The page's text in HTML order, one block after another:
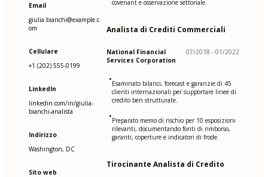
Email
giulia.bianchi@example.c
om
Cellulare
+1 (202) 555-0199
LinkedIn
linkedin.com/in/giulia-
bianchi-analista
Indirizzo
Washington, DC
Sito web
covenant e osservazione settoriale.
Analista di Crediti Commerciali
National Financial
Services Corporation
07/2018 - 01/2022
•Esaminato bilanci, forecast e garanzie di 45
clienti internazionali per supportare linee di
credito ben strutturate.
•Preparato memo di rischio per 10 esposizioni
rilevanti, documentando fonti di rimborso,
garanti, coperture e indicatori di frode.
Tirocinante Analista di Credito